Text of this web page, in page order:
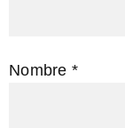
Nombre *